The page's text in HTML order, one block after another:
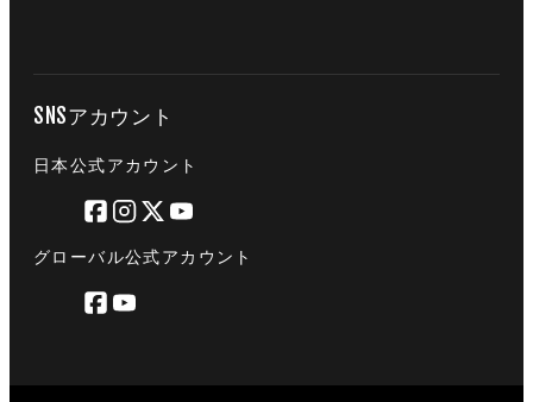
SNSアカウント
日本公式アカウント
グローバル公式アカウント